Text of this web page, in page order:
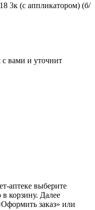
3к (с аппликатором) (б/
с вами и уточнит
аптеке выберите
корзину. Далее
заказ» или